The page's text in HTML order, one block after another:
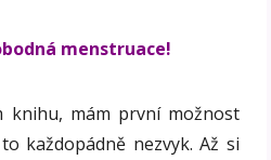
menstruace!
knihu, mám první možnost
každopádně nezvyk. Až si